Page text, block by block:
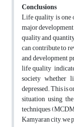
Conclusions
Life quality is one
major
quality and
can contribute to
and development
life quality
society whether
depressed. This is
situation using
techniques
Kamyaran city, we